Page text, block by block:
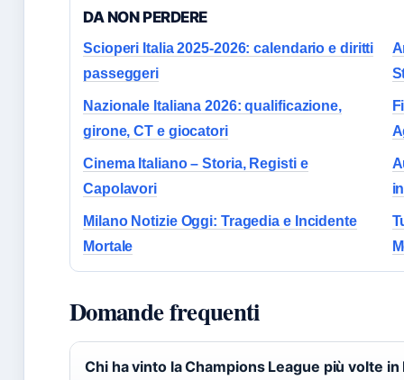
DA NON PERDERE
Scioperi Italia 2025-2026: calendario e diritti
passeggeri
Nazionale Italiana 2026: qualificazione,
girone, CT e giocatori
Cinema Italiano – Storia, Registi e
Capolavori
Milano Notizie Oggi: Tragedia e Incidente
Mortale
Domande frequenti
Chi ha vinto la Champions League più volte in